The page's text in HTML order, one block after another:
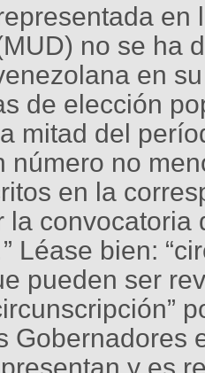
en
no se ha
en
de elección
mitad del
número no
en la
la
Léase bien:
pueden ser
Gobernadores
y es